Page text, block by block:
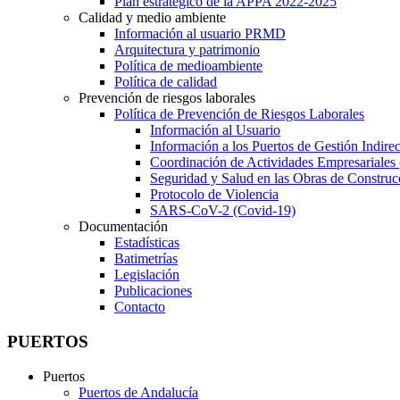
Calidad y medio ambiente
Información al usuario PRMD
Arquitectura y patrimonio
Política de medioambiente
Política de calidad
Prevención de riesgos laborales
Política de Prevención de Riesgos Laborales
Información al Usuario
Información a los Puertos de Gestión
Coordinación de Actividades
Seguridad y Salud en las Obras de
Protocolo de Violencia
SARS-CoV-2 (Covid-19)
Documentación
Estadísticas
Batimetrías
Legislación
Publicaciones
Contacto
PUERTOS
Puertos
Puertos de Andalucía